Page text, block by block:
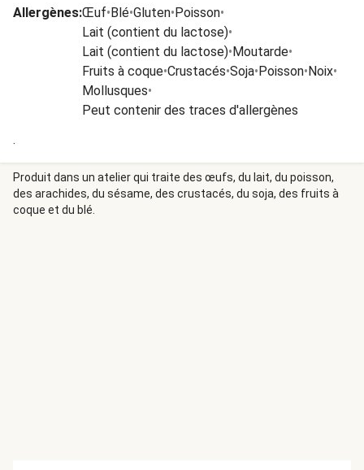
Allergènes:Œuf•Blé•Gluten•Poisson•
Lait (contient du lactose)•
Lait (contient du lactose)•Moutarde•
Fruits à coque•Crustacés•Soja•Poisson•Noix•
Mollusques•
Peut contenir des traces d'allergènes
.
Produit dans un atelier qui traite des œufs, du lait, du poisson,
des arachides, du sésame, des crustacés, du soja, des fruits à
coque et du blé.